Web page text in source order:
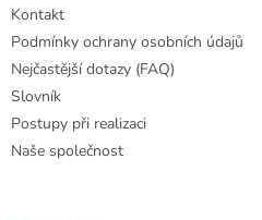
Kontakt
Podmínky ochrany osobních údajů
Nejčastější dotazy (FAQ)
Slovník
Postupy při realizaci
Naše společnost